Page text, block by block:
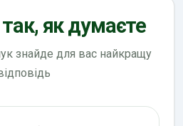
як думаєте
знайде для вас найкращу